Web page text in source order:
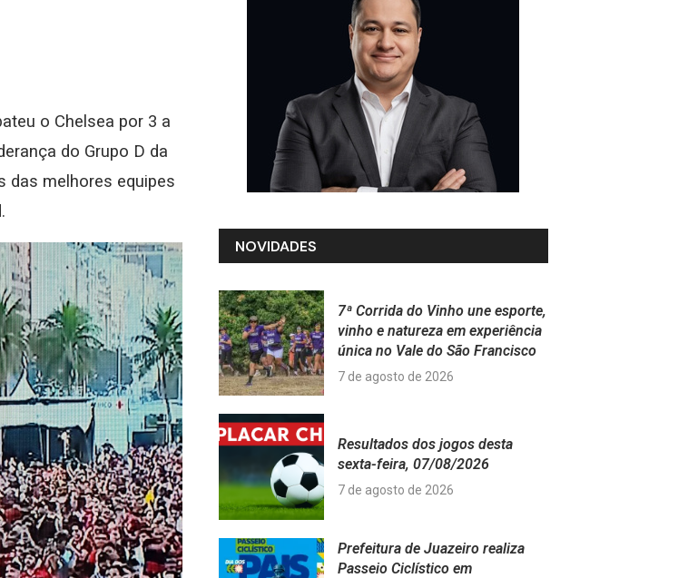
o Chelsea por 3 a
do Grupo D da
das melhores equipes
NOVIDADES
7ª Corrida do Vinho une esporte,
vinho e natureza em experiência
única no Vale do São Francisco
7 de agosto de 2026
Resultados dos jogos desta
sexta-feira, 07/08/2026
7 de agosto de 2026
Prefeitura de Juazeiro realiza
Passeio Ciclístico em